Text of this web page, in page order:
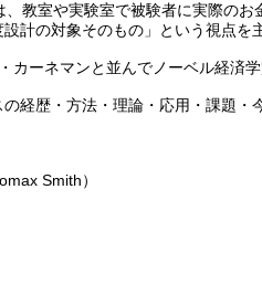
教室や実験室で被験者に実際の
計の対象そのもの」という視点を
カーネマンと並んでノーベル経済
経歴・方法・理論・応用・課題・
Smith）